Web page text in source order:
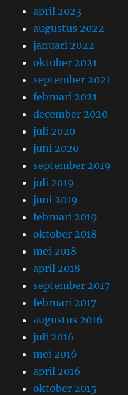
april 2023
augustus 2022
januari 2022
oktober 2021
september 2021
februari 2021
december 2020
juli 2020
juni 2020
september 2019
juli 2019
juni 2019
februari 2019
oktober 2018
mei 2018
april 2018
september 2017
februari 2017
augustus 2016
juli 2016
mei 2016
april 2016
oktober 2015